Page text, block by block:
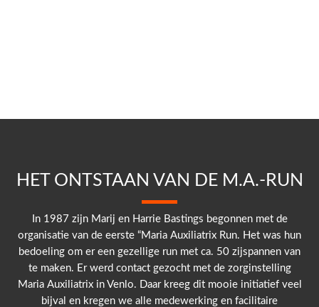
HET ONTSTAAN VAN DE M.A.-RUN
In 1987 zijn Marij en Harrie Bastings begonnen met de
organisatie van de eerste “Maria Auxiliatrix Run. Het was hun
bedoeling om er een gezellige run met ca. 50 zijspannen van
te maken. Er werd contact gezocht met de zorginstelling
Maria Auxiliatrix in Venlo. Daar kreeg dit mooie initiatief veel
bijval en kregen we alle medewerking en facilitaire